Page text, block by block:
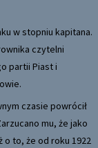
w stopniu kapitana.
czytelni
partii Piast i
czasie powrócił
mu, że jako
o to, że od roku 1922